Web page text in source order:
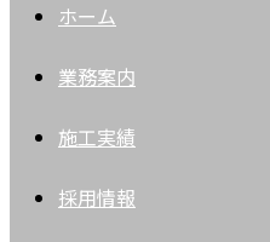
ホーム
業務案内
施工実績
採用情報